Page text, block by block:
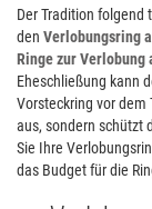
Der Tradition folgend
den Verlobungsring
Ringe zur Verlobung
Eheschließung kann
Vorsteckring vor dem
aus, sondern schützt
Sie Ihre
das Budget für die